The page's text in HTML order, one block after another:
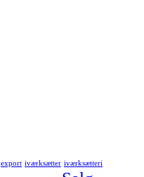
export iværksætter iværksætteri